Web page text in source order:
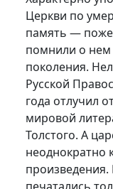
Церкви по
память —
помнили о
поколения.
Русской
года отлучил
мировой
Толстого. А
неоднократно
произведения.